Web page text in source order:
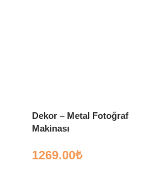
Dekor – Metal Fotoğraf
Makinası
1269.00₺